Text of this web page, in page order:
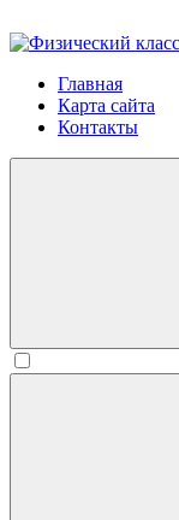
Главная
Карта сайта
Контакты